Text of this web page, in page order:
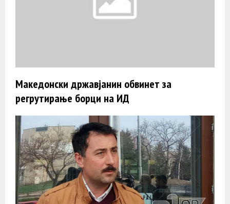
Македонски државјанин обвинет за
регрутирање борци на ИД